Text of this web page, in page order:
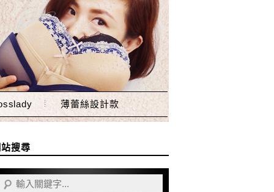
薄蕾絲設計款
搜尋